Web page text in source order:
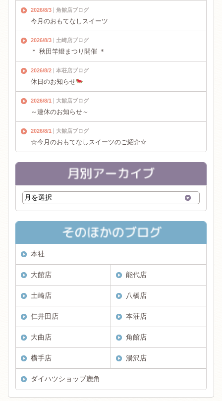
2026/8/3 角館店ブログ
今月のおもてなしスイーツ
2026/8/3 土崎店ブログ
＊ 秋田竿燈まつり開催 ＊
2026/8/2 本荘店ブログ
休日のお知らせ
2026/8/1 大館店ブログ
～連休のお知らせ～
2026/8/1 大館店ブログ
☆今月のおもてなしスイーツのご紹介☆
本社
大館店 能代店
土崎店 八橋店
仁井田店 本荘店
大曲店 角館店
横手店 湯沢店
ダイハツショップ鹿角